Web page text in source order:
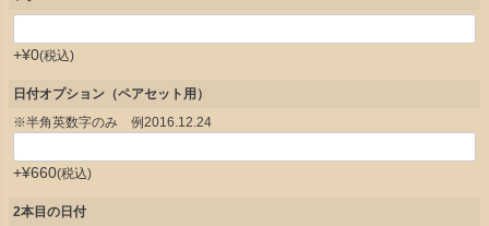
+¥0 税込
日付オプション（ペアセット用）
※半角英数字のみ 例2016.12.24
+¥660 税込
2本目の日付